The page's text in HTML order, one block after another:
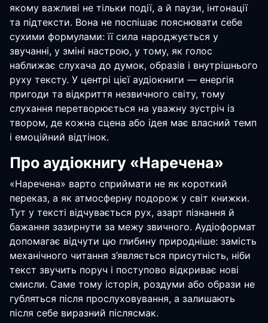
якому важливі не тільки події, а й паузи, інтонації
та підтексти. Вона не поспішає пояснювати себе
сухими формулами: її сила народжується у
звучанні, у зміні настрою, у тому, як голос
наближає слухача до думок, образів і внутрішнього
руху тексту. У центрі цієї аудіокниги — енергія
пригоди та відкриття незвичного світу, тому
слухання перетворюється на уважну зустріч із
твором, де кожна сцена або ідея має власний темп
і емоційний відтінок.
Про аудіокнигу «Наречена»
«Наречена» варто сприймати не як короткий
переказ, а як атмосферну подорож у світ книжки.
Тут у тексті відчувається рух, азарт пізнання й
бажання зазирнути за межу звичного. Аудіоформат
допомагає відчути цю глибину природніше: замість
механічного читання з’являється присутність, ніби
текст звучить поруч і поступово відкриває нові
смисли. Саме тому історія, роздуми або образи не
губляться після прослуховування, а залишають
після себе виразний післясмак.